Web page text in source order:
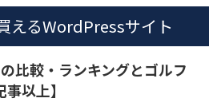
えるWordPressサイト
比較・ランキングとゴルフ
以上】